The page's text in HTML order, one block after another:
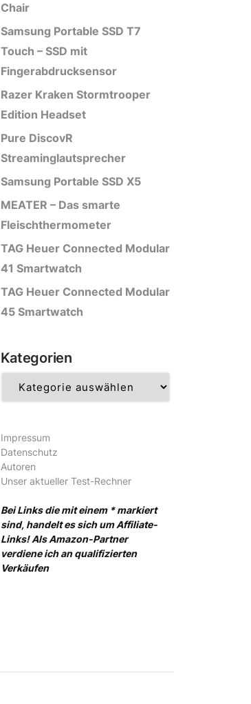
Chair
Samsung Portable SSD T7
Touch – SSD mit
Fingerabdrucksensor
Razer Kraken Stormtrooper
Edition Headset
Pure DiscovR
Streaminglautsprecher
Samsung Portable SSD X5
MEATER – Das smarte
Fleischthermometer
TAG Heuer Connected Modular
41 Smartwatch
TAG Heuer Connected Modular
45 Smartwatch
Kategorien
Impressum
Datenschutz
Autoren
Unser aktueller Test-Rechner
Bei Links die mit einem * markiert
sind, handelt es sich um Affiliate-
Links! Als Amazon-Partner
verdiene ich an qualifizierten
Verkäufen